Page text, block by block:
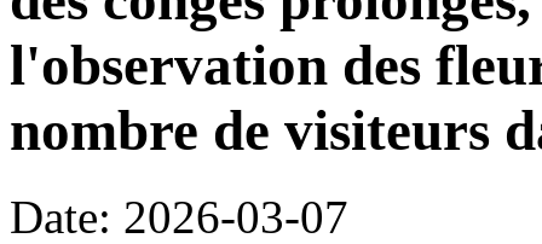
l'observation des
nombre de visiteurs
Date: 2026-03-07